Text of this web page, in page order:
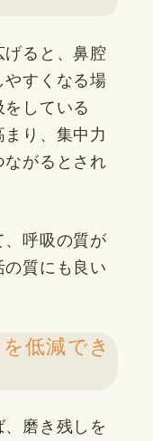
げると、鼻腔
やすくなる場
している
り、集中力
ながるとされ
、呼吸の質が
質にも良い
低減でき
磨き残しを